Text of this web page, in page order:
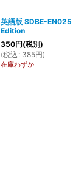
英語版 SDBE-
Edition
350円(税別)
(税込 : 385円)
在庫わずか